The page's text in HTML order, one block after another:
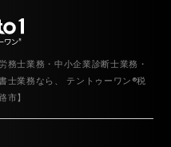
務士業務・中小企業診断士業務・
士業務なら、
テントゥーワン®税
市】